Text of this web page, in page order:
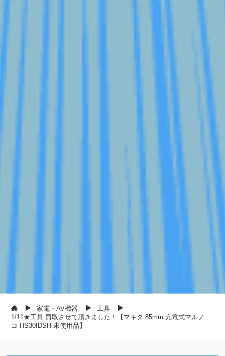
家電・AV機器
工具
1/11★工具 買取させて頂きました！【マキタ 85mm 充電式マルノ
コ HS30IDSH 未使用品】